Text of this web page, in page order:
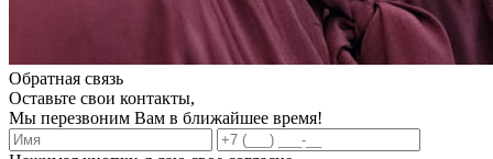
Обратная связь
Оставьте свои контакты,
Мы перезвоним Вам в ближайшее время!